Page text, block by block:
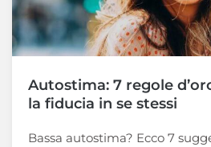
Autostima: 7 regole
la fiducia in se stessi
Bassa autostima? Ecco 7